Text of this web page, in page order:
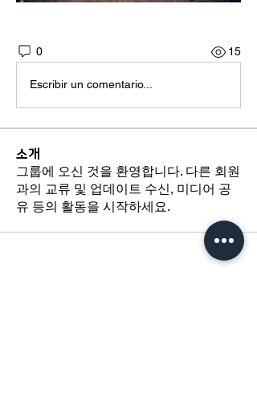
0 15
Escribir un comentario...
소개
그룹에 오신 것을 환영합니다. 다른 회원
과의 교류 및 업데이트 수신, 미디어 공
유 등의 활동을 시작하세요.